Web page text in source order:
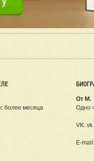
более месяца
От М.
Одно
VK:
E-